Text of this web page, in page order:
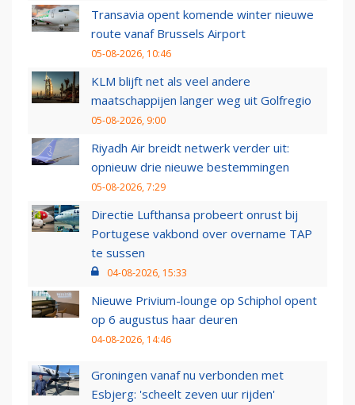
Transavia opent komende winter nieuwe
route vanaf Brussels Airport
05-08-2026, 10:46
KLM blijft net als veel andere
maatschappijen langer weg uit Golfregio
05-08-2026, 9:00
Riyadh Air breidt netwerk verder uit:
opnieuw drie nieuwe bestemmingen
05-08-2026, 7:29
Directie Lufthansa probeert onrust bij
Portugese vakbond over overname TAP
te sussen
04-08-2026, 15:33
Nieuwe Privium-lounge op Schiphol opent
op 6 augustus haar deuren
04-08-2026, 14:46
Groningen vanaf nu verbonden met
Esbjerg: 'scheelt zeven uur rijden'